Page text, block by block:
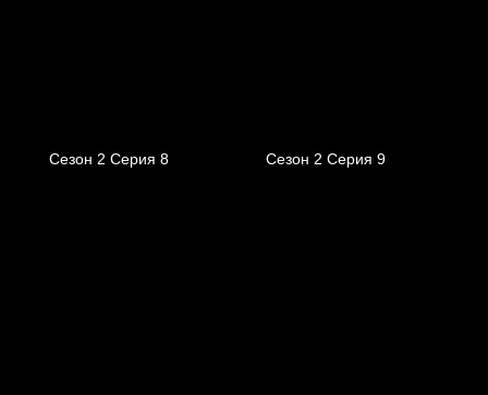
Сезон 2 Серия 8 Сезон 2 Серия 9